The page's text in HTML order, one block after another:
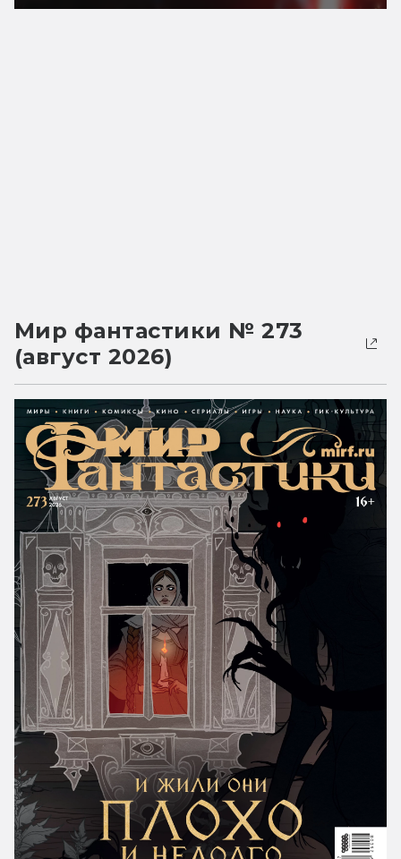
Мир фантастики № 273
(август 2026)